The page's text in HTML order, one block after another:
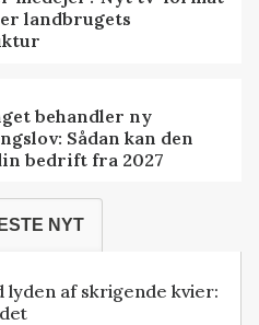
landbrugets
behandler ny
Sådan kan den
bedrift fra 2027
NYT
lyden af skrigende kvier: